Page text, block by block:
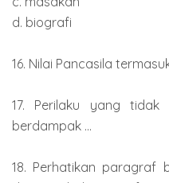
d. biografi
16. Nilai Pancasila
17. Perilaku yang tidak
berdampak ...
18. Perhatikan paragraf